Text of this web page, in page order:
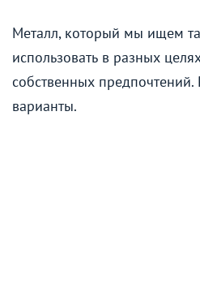
Металл, который мы ищем
использовать в разных
собственных
варианты.